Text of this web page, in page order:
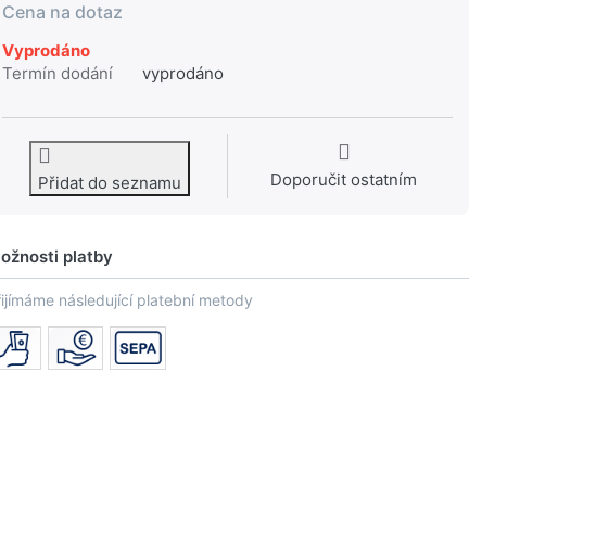
Cena na dotaz
Vyprodáno
Termín dodání
vyprodáno
Přidat do seznamu Doporučit ostatním
platby
následující platební metody